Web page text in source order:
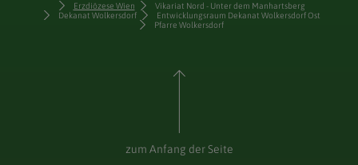
Erzdiözese Wien
Vikariat Nord - Unter dem Manhartsberg
Dekanat Wolkersdorf
Entwicklungsraum Dekanat Wolkersdorf Ost
Pfarre Wolkersdorf
zum Anfang der Seite